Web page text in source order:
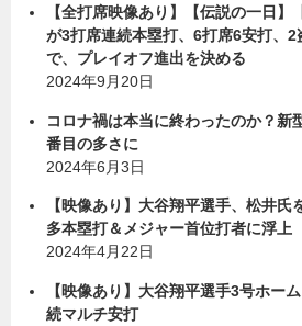
【全打席映像あり】【伝説の一日
が3打席連続本塁打、6打席6安打、
で、プレイオフ進出を決める
2024年9月20日
コロナ禍は本当に終わったのか？新
番目の多さに
2024年6月3日
【映像あり】大谷翔平選手、松井氏
多本塁打＆メジャー首位打者に浮上
2024年4月22日
【映像あり】大谷翔平選手3号ホー
続マルチ安打